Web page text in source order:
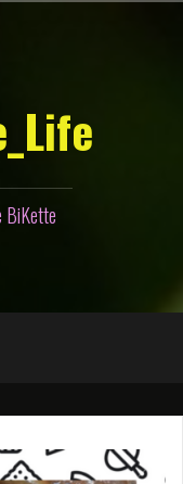
BiKette